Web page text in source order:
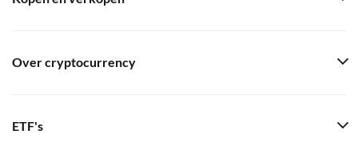
Over cryptocurrency
ETF's